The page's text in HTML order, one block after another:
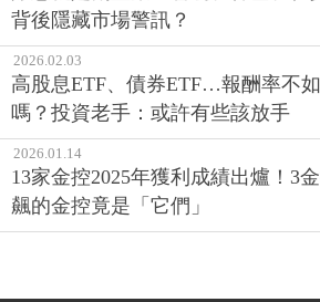
背後隱藏市場警訊？
2026.02.03
高股息ETF、債券ETF…報酬率不
嗎？投資老手：或許有些該放手
2026.01.14
13家金控2025年獲利成績出爐！3
飆的金控竟是「它們」